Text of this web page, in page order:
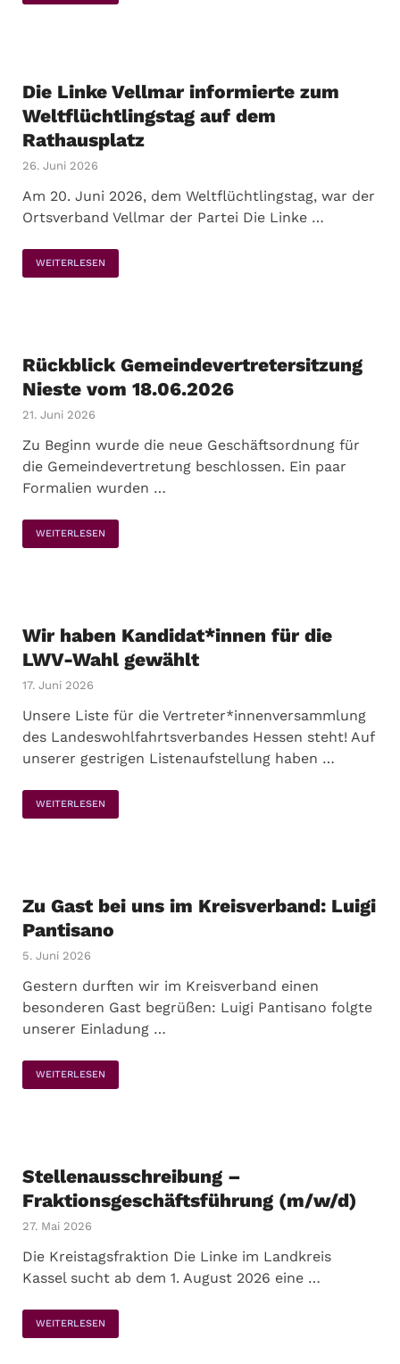
Die Linke Vellmar informierte zum
Weltflüchtlingstag auf dem
Rathausplatz
26. Juni 2026
Am 20. Juni 2026, dem Weltflüchtlingstag, war der
Ortsverband Vellmar der Partei Die Linke …
WEITERLESEN
Rückblick Gemeindevertretersitzung
Nieste vom 18.06.2026
21. Juni 2026
Zu Beginn wurde die neue Geschäftsordnung für
die Gemeindevertretung beschlossen. Ein paar
Formalien wurden …
WEITERLESEN
Wir haben Kandidat*innen für die
LWV-Wahl gewählt
17. Juni 2026
Unsere Liste für die Vertreter*innenversammlung
des Landeswohlfahrtsverbandes Hessen steht! Auf
unserer gestrigen Listenaufstellung haben …
WEITERLESEN
Zu Gast bei uns im Kreisverband: Luigi
Pantisano
5. Juni 2026
Gestern durften wir im Kreisverband einen
besonderen Gast begrüßen: Luigi Pantisano folgte
unserer Einladung …
WEITERLESEN
Stellenausschreibung –
Fraktionsgeschäftsführung (m/w/d)
27. Mai 2026
Die Kreistagsfraktion Die Linke im Landkreis
Kassel sucht ab dem 1. August 2026 eine …
WEITERLESEN